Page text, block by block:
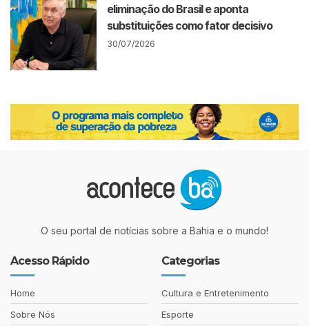
eliminação do Brasil e aponta
substituições como fator decisivo
30/07/2026
O seu portal de notícias sobre a Bahia e o mundo!
Acesso Rápido
Home
Sobre Nós
Categorias
Cultura e Entretenimento
Esporte